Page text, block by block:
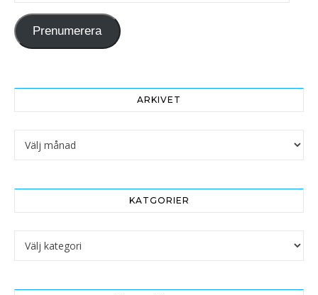
Prenumerera
ARKIVET
Arkivet
KATGORIER
Katgorier